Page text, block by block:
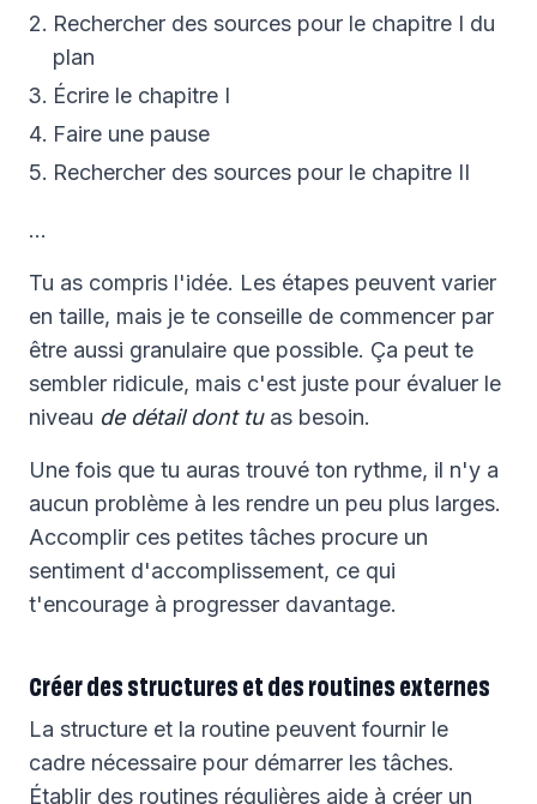
Rechercher des sources pour le chapitre I du
plan
Écrire le chapitre I
Faire une pause
Rechercher des sources pour le chapitre II
…
Tu as compris l'idée. Les étapes peuvent varier
en taille, mais je te conseille de commencer par
être aussi granulaire que possible. Ça peut te
sembler ridicule, mais c'est juste pour évaluer le
niveau de détail dont tuas besoin.
Une fois que tu auras trouvé ton rythme, il n'y a
aucun problème à les rendre un peu plus larges.
Accomplir ces petites tâches procure un
sentiment d'accomplissement, ce qui
t'encourage à progresser davantage.
Créer des structures et des routines externes
La structure et la routine peuvent fournir le
cadre nécessaire pour démarrer les tâches.
Établir des routines régulières aide à créer un